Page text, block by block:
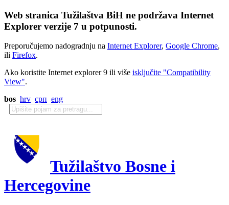
Web stranica Tužilaštva BiH ne podržava Internet
Explorer verzije 7 u potpunosti.
Preporučujemo nadogradnju na Internet Explorer, Google Chrome,
ili Firefox.
Ako koristite Internet explorer 9 ili više isključite "Compatibility
View".
bos hrv срп eng
Tužilaštvo Bosne i
Hercegovine